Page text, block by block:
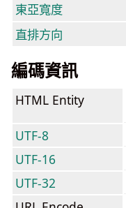
東亞寬度
直排方向
編碼資訊
HTML Entity
UTF-8
UTF-16
UTF-32